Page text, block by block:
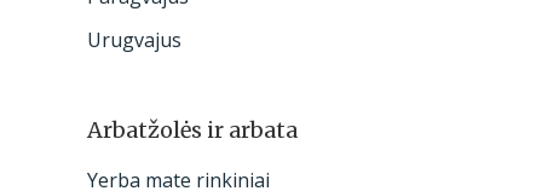
Urugvajus
Arbatžolės ir arbata
Yerba mate rinkiniai